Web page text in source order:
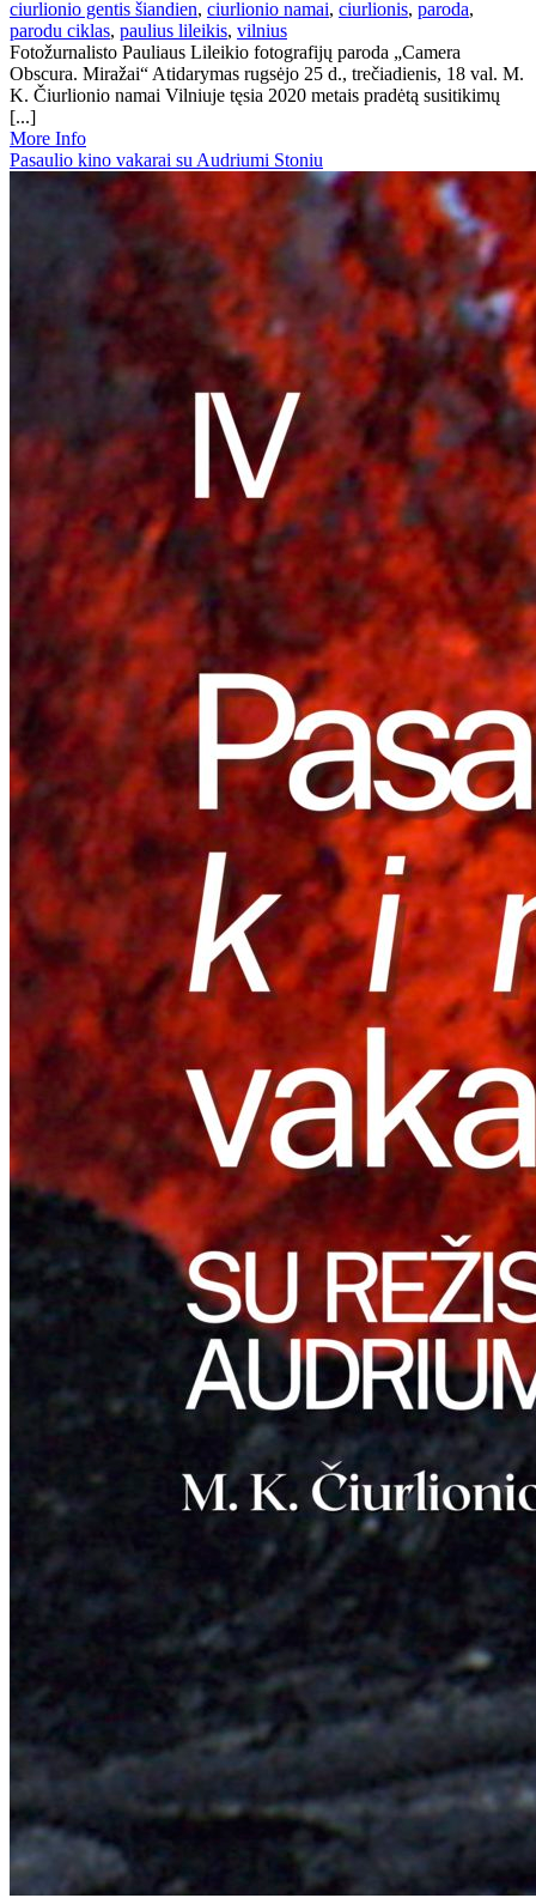
ciurlionio gentis šiandien, ciurlionio namai, ciurlionis, paroda,
parodu ciklas, paulius lileikis, vilnius
Fotožurnalisto Pauliaus Lileikio fotografijų paroda „Camera
Obscura. Miražai“ Atidarymas rugsėjo 25 d., trečiadienis, 18 val. M.
K. Čiurlionio namai Vilniuje tęsia 2020 metais pradėtą susitikimų
[...]
More Info
Pasaulio kino vakarai su Audriumi Stoniu